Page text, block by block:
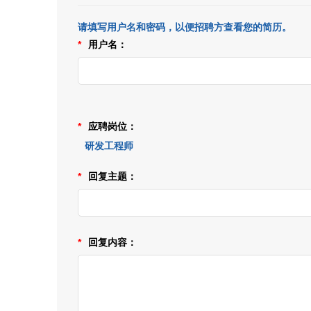
请填写用户名和密码，以便招聘方查看您的简历。
*
用户名：
* 应聘岗位：
研发工程师
* 回复主题：
* 回复内容：